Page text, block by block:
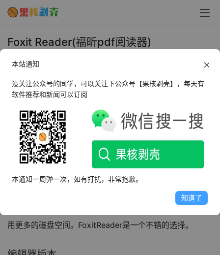
Foxit Reader(福昕pdf阅读器)
2022年12月9日 上午11:45 办公教育
Foxit Reader(pdf阅读软件)是一款十分专业且界面简洁的
PDF阅读器。你是不是在找功能强大的PDF阅读软件？中文
名叫福昕pdf阅读器，他的体积相当小巧，仅是Adobe
Reader X的五分之一，而且具有超快的速度。重点是这是
一款完全免费使用软件，没有任何功能限制，让您更便捷地
阅读pad文档。在功能方面，福昕PDF阅读器同样出众。它
同样拥有添加附件、填写表单以及为PDF文档添加文本等高
用更多的磁盘空间。FoxitReader是一个不错的选择。
本站通知
没关注公众号的同学，可以关注下公众号【果核剥壳】，每天有
软件推荐和新闻可以订阅
本通知一周弹一次，如有打扰，非常抱歉。
知道了